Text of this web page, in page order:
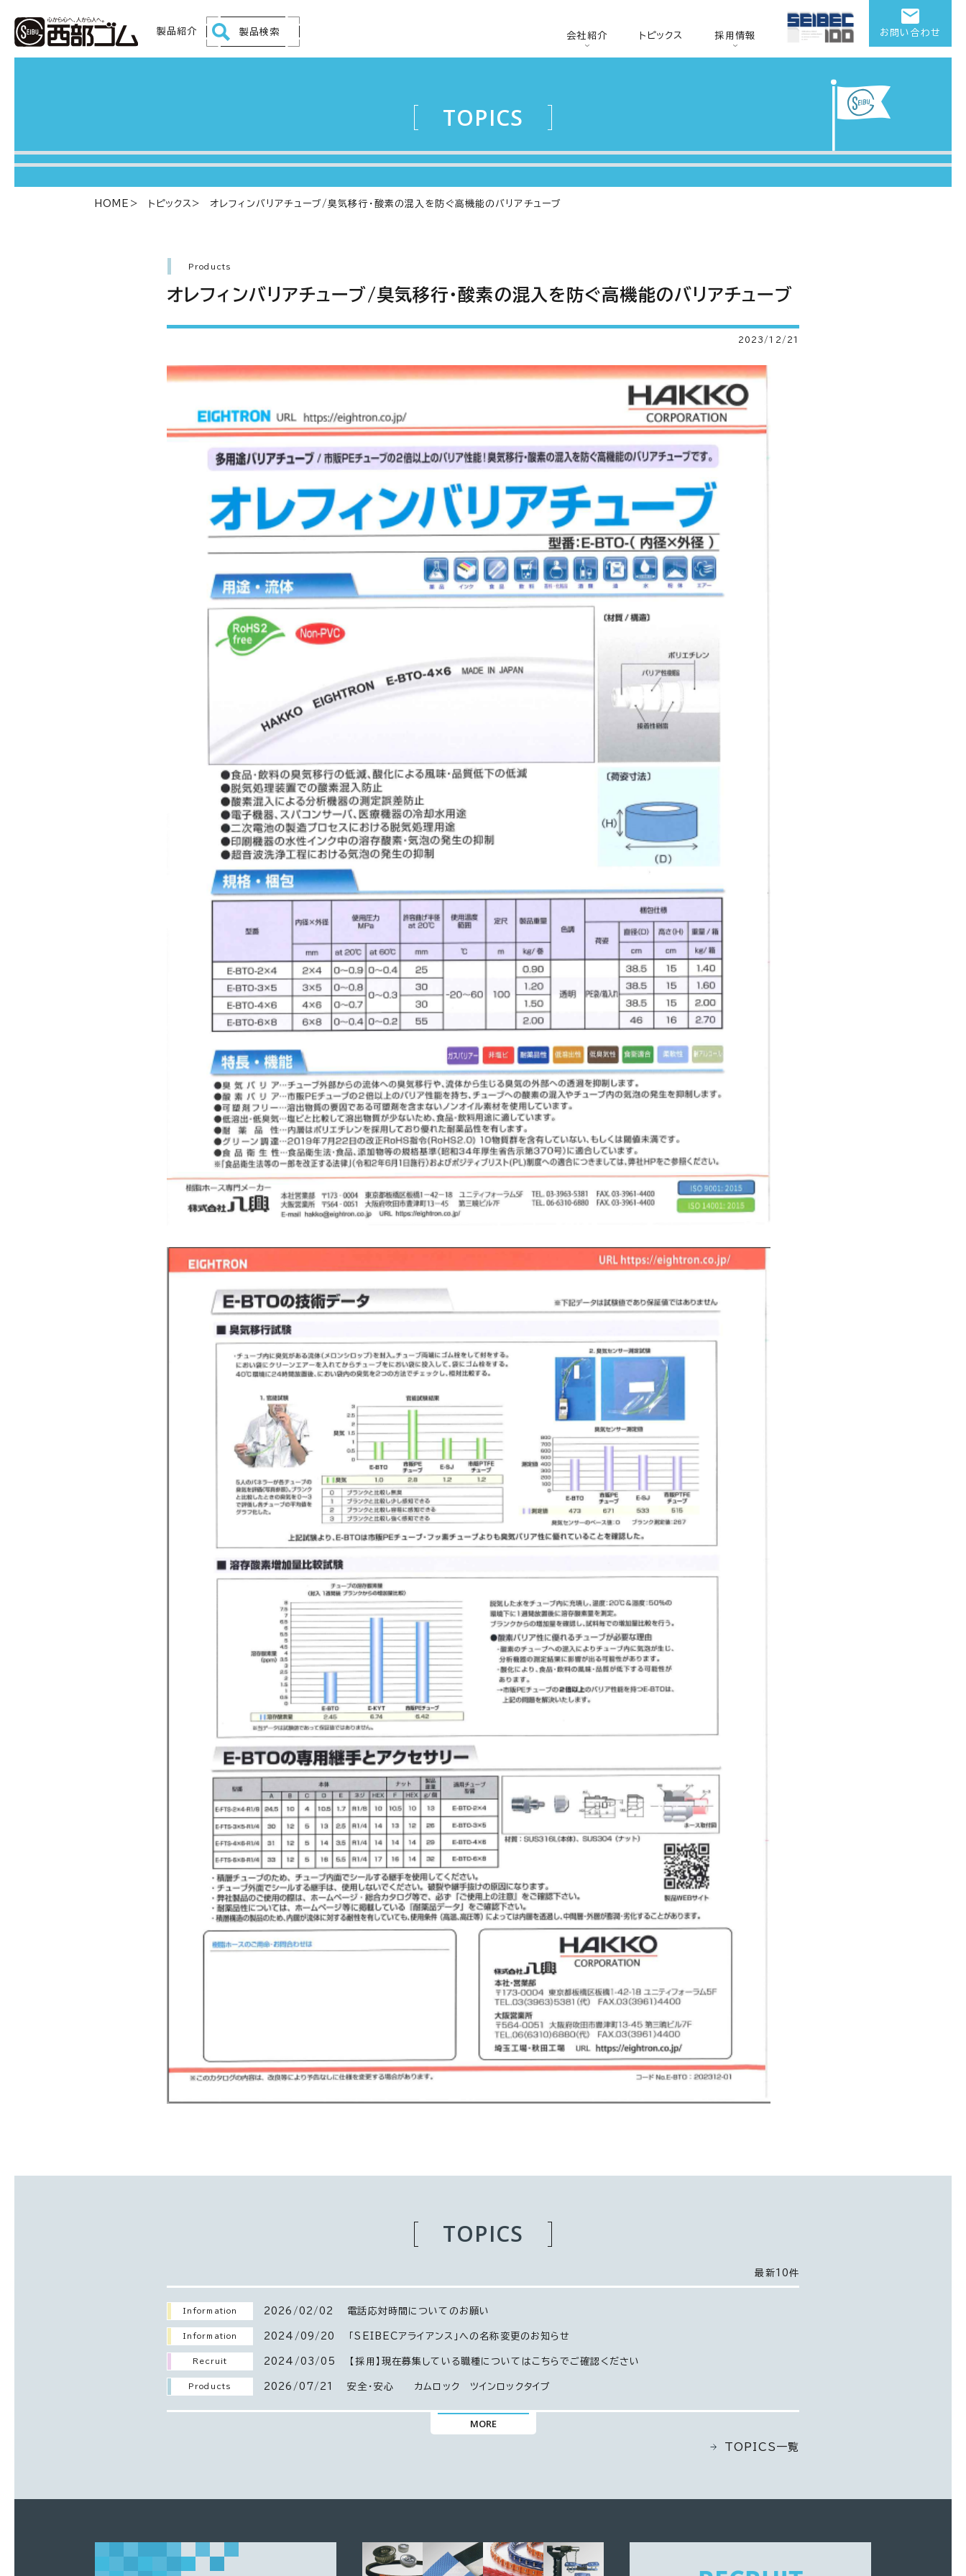
製品紹介 製品検索 会社紹介 トピックス 採用情報 お問い合わせ
TOPICS
HOME トピックス オレフィンバリアチューブ/臭気移行・酸素の混入を防ぐ高機能のバリアチューブ
Products
オレフィンバリアチューブ/臭気移行・酸素の混入を防ぐ高機能のバリアチューブ
2023/12/21
TOPICS
最新10件
Information 2026/02/02 電話応対時間についてのお願い
Information 2024/09/20 「SEIBECアライアンス」への名称変更のお知らせ
Recruit 2024/03/05 【採用】現在募集している職種についてはこちらでご確認ください
Products 2026/07/21 安全・安心 カムロック ツインロックタイプ
MORE
TOPICS一覧